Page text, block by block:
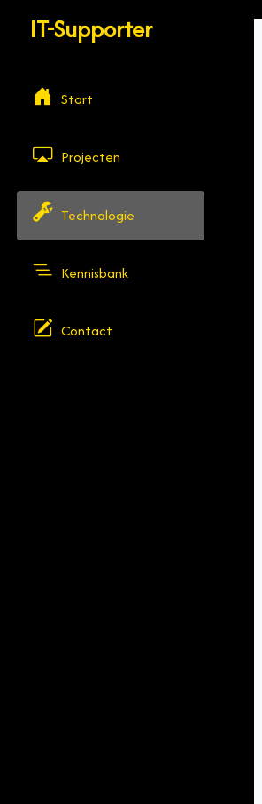
IT-Supporter
Start
Projecten
Technologie
Kennisbank
Contact